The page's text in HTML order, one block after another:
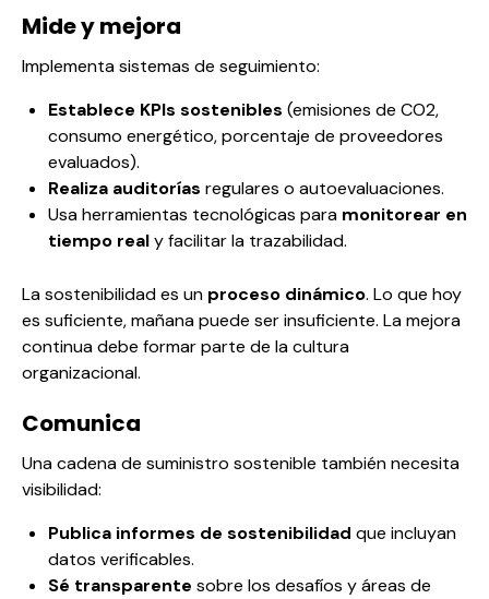
Mide y mejora
Implementa sistemas de seguimiento:
Establece KPIs sostenibles (emisiones de CO2,
consumo energético, porcentaje de proveedores
evaluados).
Realiza auditorías regulares o autoevaluaciones.
Usa herramientas tecnológicas para monitorear en
tiempo realy facilitar la trazabilidad.
La sostenibilidad es un proceso dinámico. Lo que hoy
es suficiente, mañana puede ser insuficiente. La mejora
continua debe formar parte de la cultura
organizacional.
Comunica
Una cadena de suministro sostenible también necesita
visibilidad:
Publica informes de sostenibilidad que incluyan
datos verificables.
Sé transparente sobre los desafíos y áreas de